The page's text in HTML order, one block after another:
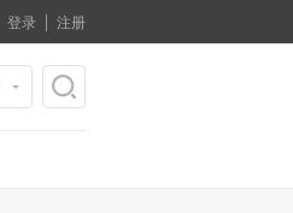
登录 注册